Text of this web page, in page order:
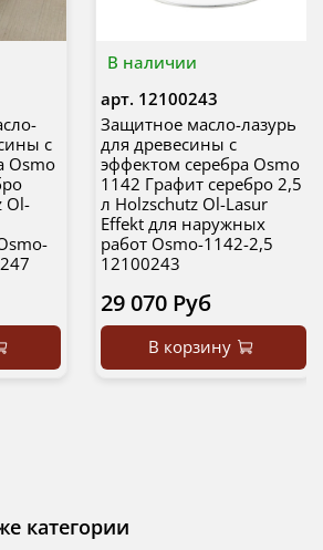
с
Osmo
Ol-
В наличии
арт. 12100243
Защитное масло-лазурь
для древесины с
эффектом серебра Osmo
1142 Графит серебро 2,5
л Holzschutz Ol-Lasur
Effekt для наружных
работ Osmo-1142-2,5
12100243
29 070 Руб
В корзину
категории